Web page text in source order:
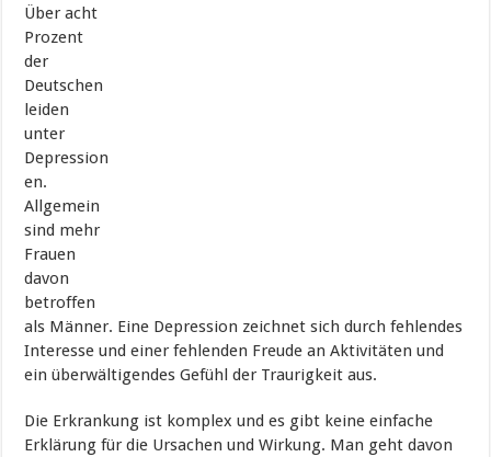
Über acht
Prozent
der
Deutschen
leiden
unter
Depression
en.
Allgemein
sind mehr
Frauen
davon
betroffen
als Männer. Eine Depression zeichnet sich durch fehlendes
Interesse und einer fehlenden Freude an Aktivitäten und
ein überwältigendes Gefühl der Traurigkeit aus.
Die Erkrankung ist komplex und es gibt keine einfache
Erklärung für die Ursachen und Wirkung. Man geht davon